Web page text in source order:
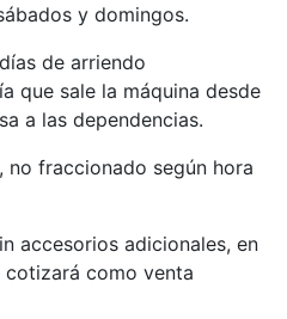
y domingos.
de arriendo
que sale la máquina desde
a las dependencias.
no fraccionado según hora
accesorios adicionales, en
como venta